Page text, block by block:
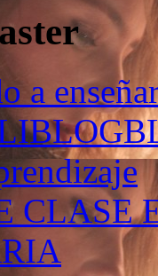
a
CLASE